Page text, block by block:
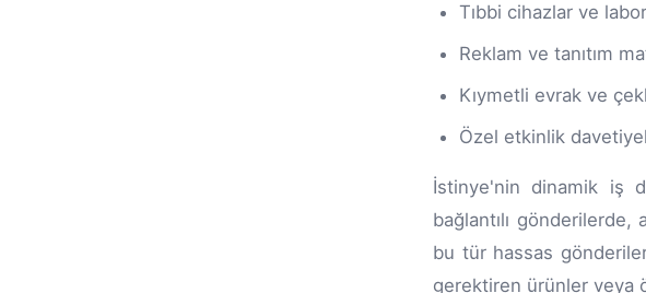
Tıbbi cihazlar ve
Reklam ve tanıtım
Kıymetli evrak ve
Özel etkinlik
İstinye'nin dinamik iş
bağlantılı
bu tür hassas
gerektiren ürünler veya